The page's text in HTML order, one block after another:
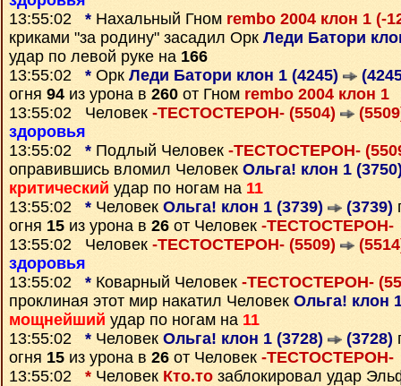
13:55:02 * Нахальный Гном rembo 2004 клон 1 (-
криками "за родину" засадил Орк Леди Батори
удар по левой руке на 166
13:55:02 * Орк Леди Батори клон 1 (4245)
огня 94 из урона в 260 от Гном rembo 2004 клон 1
13:55:02 Человек -ТЕСТОСТЕРОН- (5504)
здоровья
13:55:02 * Подлый Человек -ТЕСТОСТЕРОН-
оправившись вломил Человек Ольга! клон 1
критический удар по ногам на 11
13:55:02 * Человек Ольга! клон 1 (3739) (3739)
огня 15 из урона в 26 от Человек -ТЕСТОСТЕРОН-
13:55:02 Человек -ТЕСТОСТЕРОН- (5509)
здоровья
13:55:02 * Коварный Человек -ТЕСТОСТЕРОН-
проклиная этот мир накатил Человек Ольга! клон
мощнейший удар по ногам на 11
13:55:02 * Человек Ольга! клон 1 (3728) (3728)
огня 15 из урона в 26 от Человек -ТЕСТОСТЕРОН-
13:55:02 * Человек Кто.то заблокировал удар